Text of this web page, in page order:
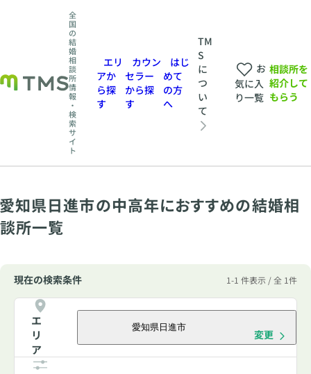
全
国
の
結
婚
相
談
所
情
報
・
検
索
サ
イ
ト
エリ
アか
ら探
す
カウン
セラー
から探
す
はじ
めて
の方
へ
TM
S
に
つ
い
て
お
気に入
り一覧
相談所を
紹介して
もらう
知県日進市の中高年におすすめの結婚相
談所一覧
現在の検索条件 1-1 件表示 / 全 1件
エ
リ
ア
愛知県日進市
変更